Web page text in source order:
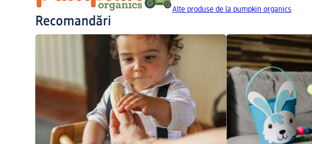
Alte produse de la pumpkin organics
Recomandări